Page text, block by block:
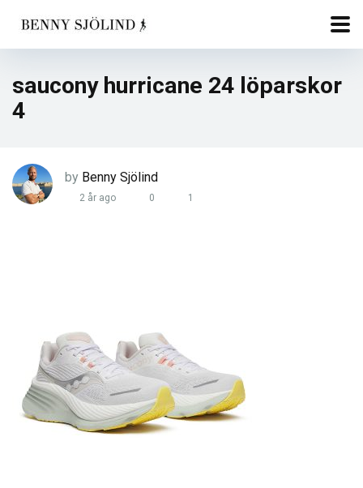
saucony hurricane 24 löparskor
4
by Benny Sjölind
2 år ago 0 1